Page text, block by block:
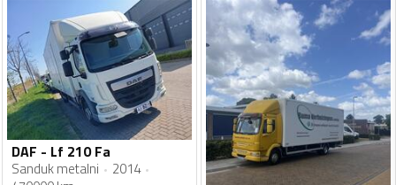
DAF - Lf 210 Fa
Sanduk metalni
2014